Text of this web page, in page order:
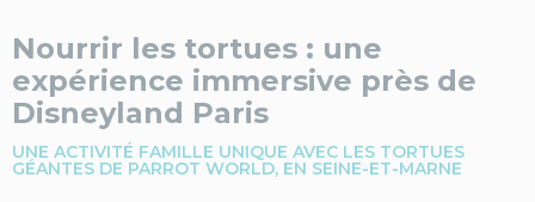
Nourrir les tortues : une
expérience immersive près de
Disneyland Paris
UNE ACTIVITÉ FAMILLE UNIQUE AVEC LES TORTUES
GÉANTES DE PARROT WORLD, EN SEINE-ET-MARNE